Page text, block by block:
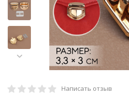
Написать отзыв